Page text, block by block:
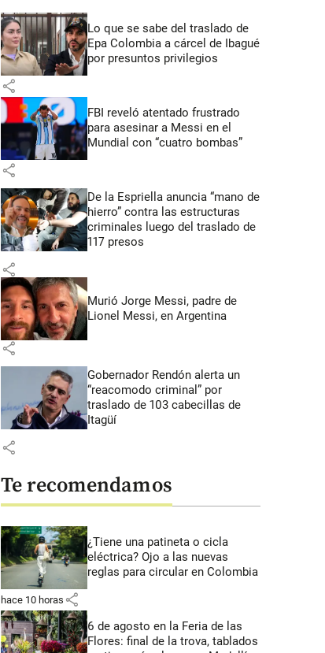
Lo que se sabe del traslado de
Epa Colombia a cárcel de Ibagué
por presuntos privilegios
share
FBI reveló atentado frustrado
para asesinar a Messi en el
Mundial con “cuatro bombas”
share
De la Espriella anuncia “mano de
hierro” contra las estructuras
criminales luego del traslado de
117 presos
share
Murió Jorge Messi, padre de
Lionel Messi, en Argentina
share
Gobernador Rendón alerta un
“reacomodo criminal” por
traslado de 103 cabecillas de
Itagüí
share
Te recomendamos
¿Tiene una patineta o cicla
eléctrica? Ojo a las nuevas
reglas para circular en Colombia
hace 10 horas share
6 de agosto en la Feria de las
Flores: final de la trova, tablados